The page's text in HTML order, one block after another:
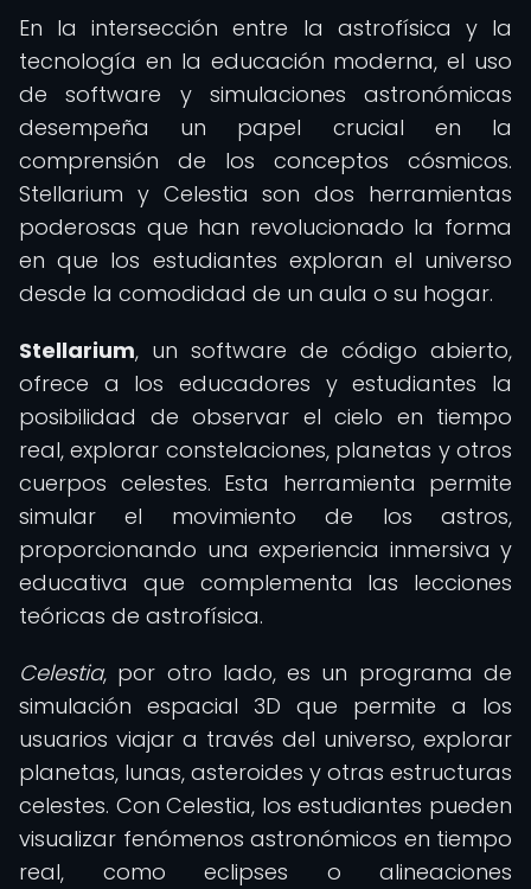
En la intersección entre la astrofísica y la
tecnología en la educación moderna, el uso
de software y simulaciones astronómicas
desempeña un papel crucial en la
comprensión de los conceptos cósmicos.
Stellarium y Celestia son dos herramientas
poderosas que han revolucionado la forma
en que los estudiantes exploran el universo
desde la comodidad de un aula o su hogar.
Stellarium, un software de código abierto,
ofrece a los educadores y estudiantes la
posibilidad de observar el cielo en tiempo
real, explorar constelaciones, planetas y otros
cuerpos celestes. Esta herramienta permite
simular el movimiento de los astros,
proporcionando una experiencia inmersiva y
educativa que complementa las lecciones
teóricas de astrofísica.
Celestia, por otro lado, es un programa de
simulación espacial 3D que permite a los
usuarios viajar a través del universo, explorar
planetas, lunas, asteroides y otras estructuras
celestes. Con Celestia, los estudiantes pueden
visualizar fenómenos astronómicos en tiempo
real, como eclipses o alineaciones